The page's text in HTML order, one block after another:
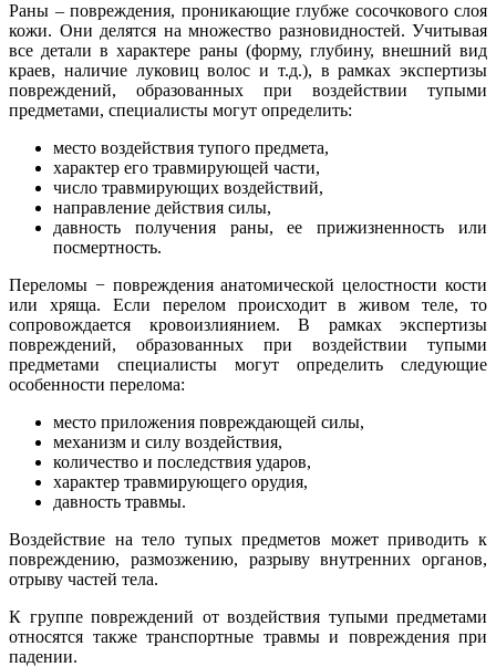
Раны – повреждения, проникающие глубже сосочкового слоя
кожи. Они делятся на множество разновидностей. Учитывая
все детали в характере раны (форму, глубину, внешний вид
краев, наличие луковиц волос и т.д.), в рамках экспертизы
повреждений, образованных при воздействии тупыми
предметами, специалисты могут определить:
место воздействия тупого предмета,
характер его травмирующей части,
число травмирующих воздействий,
направление действия силы,
давность получения раны, ее прижизненность или
посмертность.
Переломы − повреждения анатомической целостности кости
или хряща. Если перелом происходит в живом теле, то
сопровождается кровоизлиянием. В рамках экспертизы
повреждений, образованных при воздействии тупыми
предметами специалисты могут определить следующие
особенности перелома:
место приложения повреждающей силы,
механизм и силу воздействия,
количество и последствия ударов,
характер травмирующего орудия,
давность травмы.
Воздействие на тело тупых предметов может приводить к
повреждению, размозжению, разрыву внутренних органов,
отрыву частей тела.
К группе повреждений от воздействия тупыми предметами
относятся также транспортные травмы и повреждения при
падении.